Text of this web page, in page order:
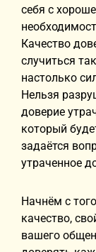
себя с
Качество
случиться
настолько
Нельзя
доверие
который
задаётся
утраченное
Начнём с
качество,
вашего